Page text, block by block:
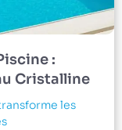
:
Cristalline
les